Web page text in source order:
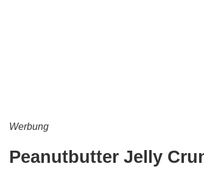
Werbung
Peanutbutter Jelly